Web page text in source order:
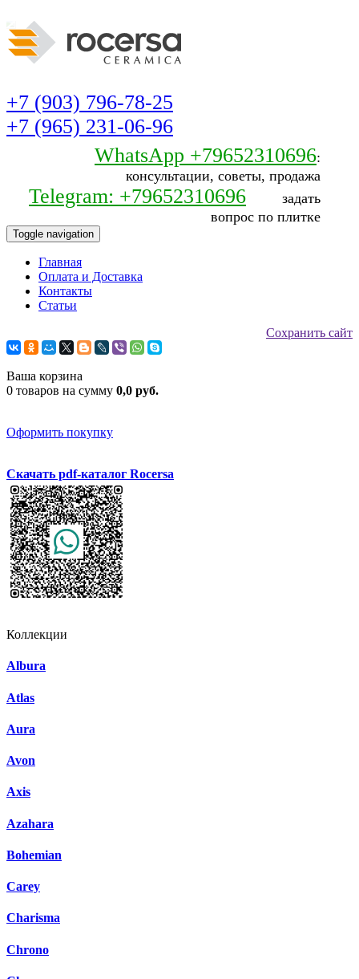
+7 (903) 796-78-25
+7 (965) 231-06-96
WhatsApp +79652310696:
консультации, советы, продажа
Telegram: +79652310696
задать
вопрос по плитке
Toggle navigation
Главная
Оплата и Доставка
Контакты
Статьи
Сохранить сайт
Ваша корзина
0 товаров на сумму 0,0 руб.
Оформить покупку
Скачать pdf-каталог Rocersa
Коллекции
Albura
Atlas
Aura
Avon
Axis
Azahara
Bohemian
Carey
Charisma
Chrono